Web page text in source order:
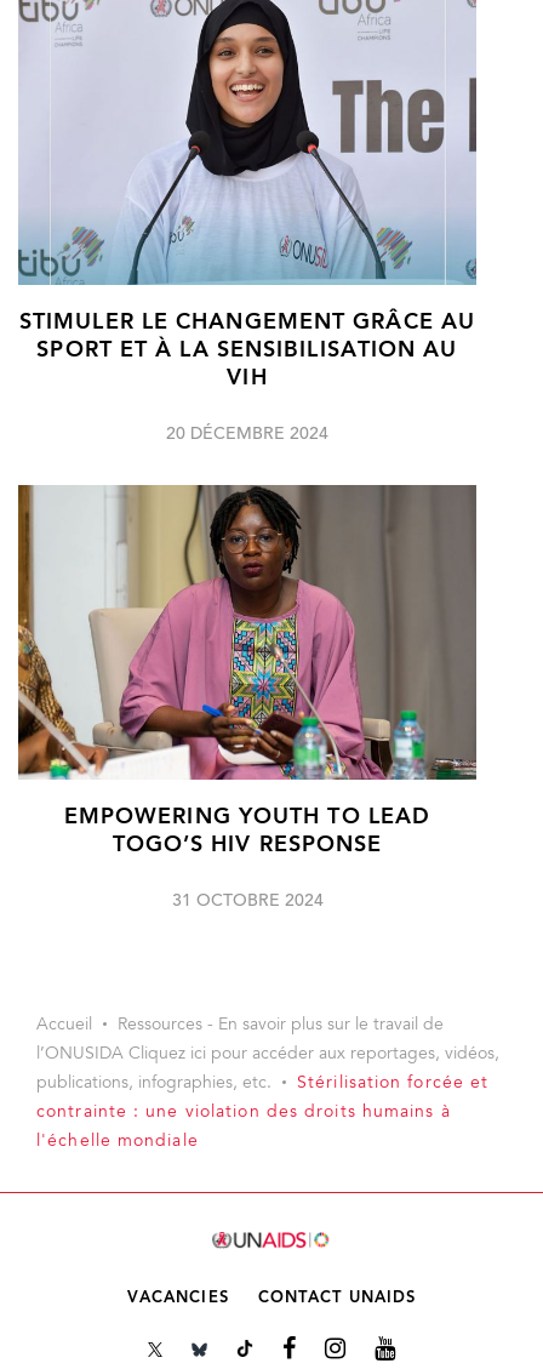
STIMULER LE CHANGEMENT GRÂCE AU
SPORT ET À LA SENSIBILISATION AU
VIH
20 DÉCEMBRE 2024
EMPOWERING YOUTH TO LEAD
TOGO’S HIV RESPONSE
31 OCTOBRE 2024
Accueil
Ressources - En savoir plus sur le travail de
l’ONUSIDA Cliquez ici pour accéder aux reportages, vidéos,
publications, infographies, etc.
Stérilisation forcée et
contrainte : une violation des droits humains à
l'échelle mondiale
VACANCIES CONTACT UNAIDS